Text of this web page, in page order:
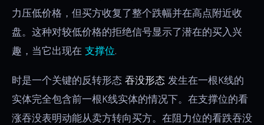
力压低价格，但买方收复了整个跌幅并在高点附近收
盘。这种对较低价格的拒绝信号显示了潜在的买入兴
趣，当它出现在 支撑位.
时是一个关键的反转形态 吞没形态 发生在一根K线的
实体完全包含前一根K线实体的情况下。在支撑位的看
涨吞没表明动能从卖方转向买方。在阻力位的看跌吞没